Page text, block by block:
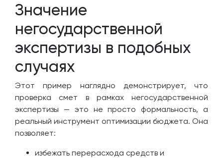
Значение
негосударственной
экспертизы в подобных
случаях
Этот пример наглядно демонстрирует, что
проверка смет в рамках негосударственной
экспертизы — это не просто формальность, а
реальный инструмент оптимизации бюджета. Она
позволяет:
избежать перерасхода средств и